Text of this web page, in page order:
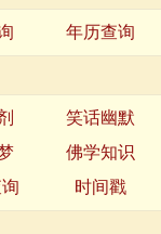
年历查询
笑话幽默
佛学知识
时间戳